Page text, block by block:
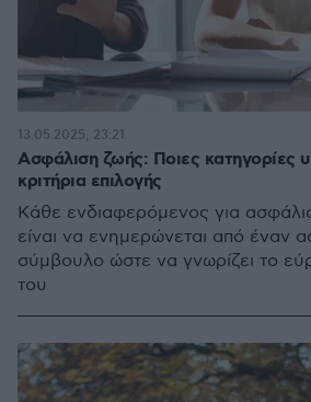
Ασφάλιση ζωής: Ποιες κατηγορίες
κριτήρια επιλογής
Κάθε ενδιαφερόμενος για
είναι να ενημερώνεται από έναν
σύμβουλο ώστε να γνωρίζει το
του
13.05.2025, 23:21